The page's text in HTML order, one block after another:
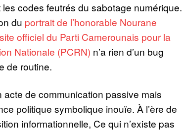
codes feutrés du sabotage numérique.
du portrait de l’honorable Nourane
officiel du Parti Camerounais pour la
Nationale (PCRN) n’a rien d’un bug
de routine.
acte de communication passive mais
politique symbolique inouïe. À l’ère de
informationnelle, Ce qui n’existe pas